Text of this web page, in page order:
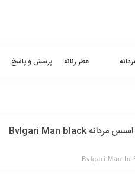
عطر زنانه پرسش و پاسخ
تستر ادکلن بولگاری من این بلک اسنس مردانه Bvlgari Man black
Bvlgari Man In